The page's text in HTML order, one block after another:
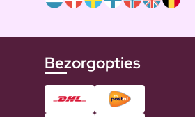
Bezorgopties